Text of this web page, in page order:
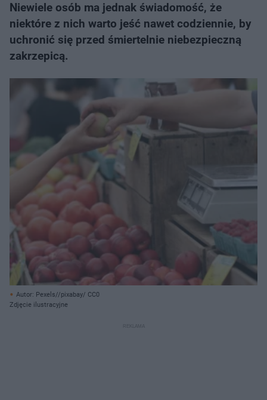
Niewiele osób ma jednak świadomość, że
niektóre z nich warto jeść nawet codziennie, by
uchronić się przed śmiertelnie niebezpieczną
zakrzepicą.
Autor: Pexels//pixabay/ CC0
Zdjęcie ilustracyjne